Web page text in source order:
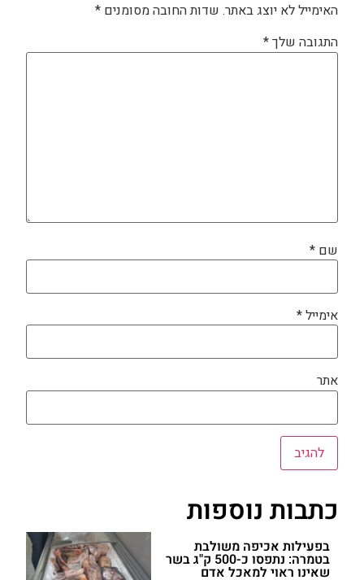
האימייל לא יוצג באתר. שדות החובה מסומנים *
התגובה שלך*
שם *
אימייל*
אתר
כתבות נוספות
בפעילות אכיפה משולבת
בטמרה: נתפסו כ-500 ק"ג בשר
שאינו ראוי למאכל אדם